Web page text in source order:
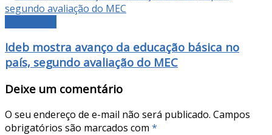
Ideb mostra avanço da educação básica no
país, segundo avaliação do MEC
Deixe um comentário
O seu endereço de e-mail não será publicado. Campos
obrigatórios são marcados com *